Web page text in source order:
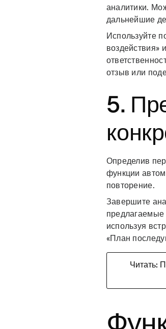
аналитики.
дальнейшие
Используйте
воздействия»
отзыв или
5.
Определив
функции
повторение.
Завершите
предлагаемые
используя
«План
Читать: